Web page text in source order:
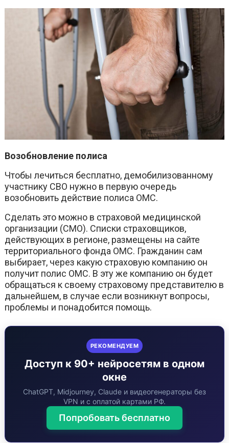
Возобновление полиса
Чтобы лечиться бесплатно, демобилизованному
участнику СВО нужно в первую очередь
возобновить действие полиса ОМС.
Сделать это можно в страховой медицинской
организации (СМО). Списки страховщиков,
действующих в регионе, размещены на сайте
территориального фонда ОМС. Гражданин сам
выбирает, через какую страховую компанию он
получит полис ОМС. В эту же компанию он будет
обращаться к своему страховому представителю в
дальнейшем, в случае если возникнут вопросы,
проблемы и понадобится помощь.
РЕКОМЕНДУЕМ
Доступ к 90+ нейросетям в одном
окне
ChatGPT, Midjourney, Claude и видеогенераторы без
VPN и с оплатой картами РФ.
Попробовать бесплатно